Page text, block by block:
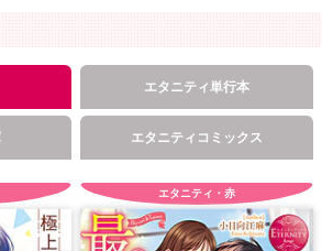
エタニティ単行本
エタニティコミックス
エタニティ・赤